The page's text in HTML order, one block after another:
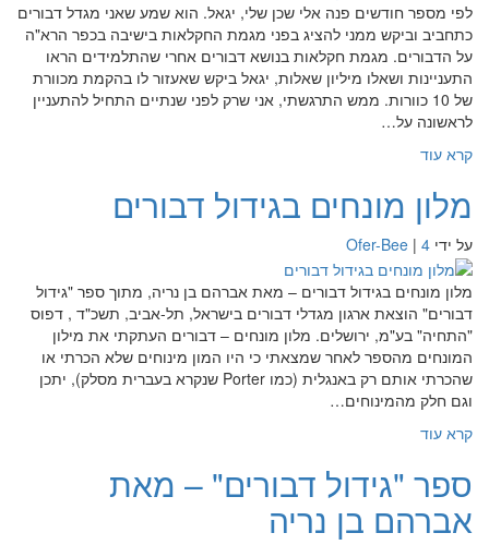
לפי מספר חודשים פנה אלי שכן שלי, יגאל. הוא שמע שאני מגדל דבורים
כתחביב וביקש ממני להציג בפני מגמת החקלאות בישיבה בכפר הרא"ה
על הדבורים. מגמת חקלאות בנושא דבורים אחרי שהתלמידים הראו
התעניינות ושאלו מיליון שאלות, יגאל ביקש שאעזור לו בהקמת מכוורת
של 10 כוורות. ממש התרגשתי, אני שרק לפני שנתיים התחיל להתעניין
לראשונה על…
קרא עוד
מלון מונחים בגידול דבורים
על ידי Ofer-Bee | 4
מלון מונחים בגידול דבורים – מאת אברהם בן נריה, מתוך ספר "גידול
דבורים" הוצאת ארגון מגדלי דבורים בישראל, תל-אביב, תשכ"ד , דפוס
"התחיה" בע"מ, ירושלים. מלון מונחים – דבורים העתקתי את מילון
המונחים מהספר לאחר שמצאתי כי היו המון מינוחים שלא הכרתי או
שהכרתי אותם רק באנגלית (כמו Porter שנקרא בעברית מסלק), יתכן
וגם חלק מהמינוחים…
קרא עוד
ספר "גידול דבורים" – מאת
אברהם בן נריה